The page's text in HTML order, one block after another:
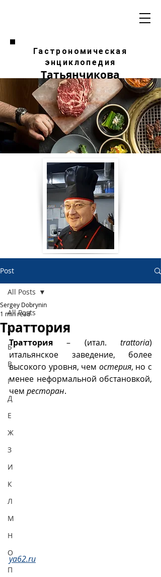
Гастрономическая
энциклопедия
Татьянчикова
Post
All Posts
А
Б
В
Г
Д
Е
Ж
З
И
К
Л
М
Н
О
П
All Posts
Траттория
Sergey Dobrynin
1 min read
Траттория – (итал. trattoria)
итальянское заведение, более
высокого уровня, чем остерия, но с
менее неформальной обстановкой,
чем ресторан.
ya62.ru